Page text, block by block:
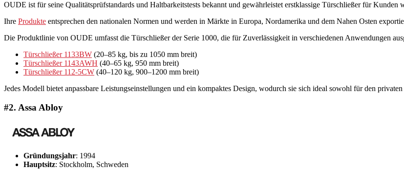
OUDE ist für seine Qualitätsprüfstandards und Haltbarkeitstests bekannt und gewährleistet erstklassige Türschließer für Kunden
Ihre Produkte entsprechen den nationalen Normen und werden in Märkte in Europa, Nordamerika und dem Nahen Osten
Die Produktlinie von OUDE umfasst die Türschließer der Serie 1000, die für Zuverlässigkeit in verschiedenen Anwendungen
Türschließer 1133BW (20–85 kg, bis zu 1050 mm breit)
Türschließer 1143AWH (40–65 kg, 950 mm breit)
Türschließer 112-5CW (40–120 kg, 900–1200 mm breit)
Jedes Modell bietet anpassbare Leistungseinstellungen und ein kompaktes Design, wodurch sie sich ideal sowohl für den
#2. Assa Abloy
Gründungsjahr: 1994
Hauptsitz: Stockholm, Schweden